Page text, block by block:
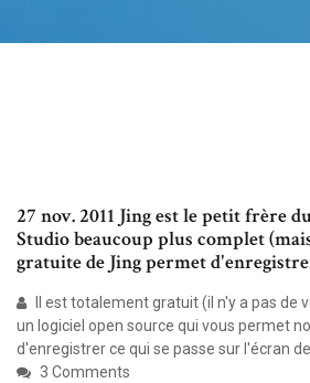
27 nov. 2011 Jing est le petit frère
Studio beaucoup plus complet
gratuite de Jing permet
Il est totalement gratuit (il n'y a pas de
un logiciel open source qui vous permet
d'enregistrer ce qui se passe sur l'écran de
3 Comments